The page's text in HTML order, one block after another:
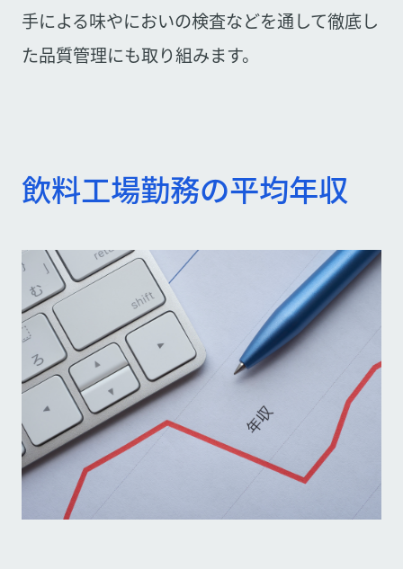
手による味やにおいの検査などを通して徹底し
た品質管理にも取り組みます。
飲料工場勤務の平均年収